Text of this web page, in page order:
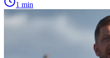
1 min